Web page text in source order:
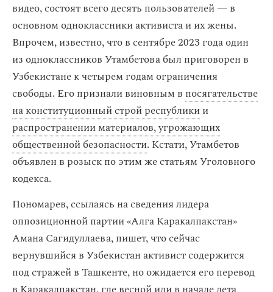
видео, состоят всего десять пользователей — в
основном одноклассники активиста и их жены.
Впрочем, известно, что в сентябре 2023 года один
из одноклассников Утамбетова был приговорен в
Узбекистане к четырем годам ограничения
свободы. Его признали виновным в посягательстве
на конституционный строй республикии
распространении материалов, угрожающих
общественной безопасности. Кстати, Утамбетов
объявлен в розыск по этим же статьям Уголовного
кодекса.
Пономарев, ссылаясь на сведения лидера
оппозиционной партии «Алга Каракалпакстан»
Амана Сагидуллаева, пишет, что сейчас
вернувшийся в Узбекистан активист содержится
под стражей в Ташкенте, но ожидается его перевод